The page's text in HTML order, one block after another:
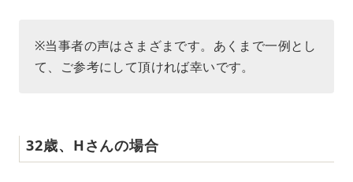
※当事者の声はさまざまです。あくまで一例とし
て、ご参考にして頂ければ幸いです。
32歳、Hさんの場合